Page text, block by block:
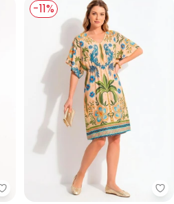
Quintess - Vestido (Bege
-11%